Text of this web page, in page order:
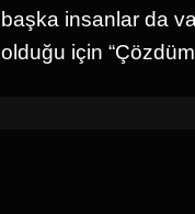
başka insanlar da
olduğu için